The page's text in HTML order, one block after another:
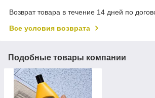
Возврат товара в течение 14 дней по
Все условия возврата
Подобные товары компании